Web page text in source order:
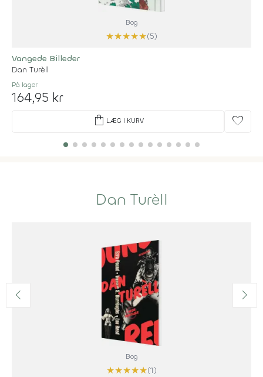
Bog
★★★★★(5)
Vangede Billeder
Dan Turèll
På lager
164,95 kr
shopping_bag LÆG I KURV favorite
Dan Turèll
Bog
★★★★★(1)